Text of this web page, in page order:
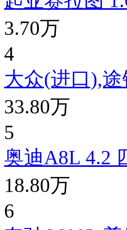
3.70万
4
大众(进口),
33.80万
5
奥迪A8L 4.2
18.80万
6